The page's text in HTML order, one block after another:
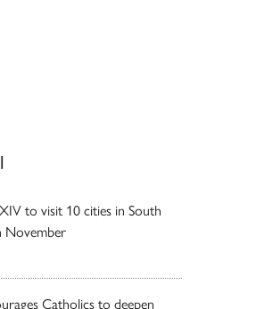
to visit 10 cities in South
November
Catholics to deepen